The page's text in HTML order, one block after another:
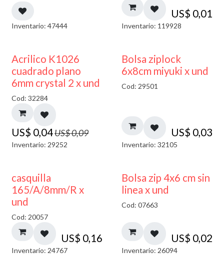
Inventario: 47444
US$ 0,01
Inventario: 119928
50% DESCUENTO
Acrilico K1026
cuadrado plano
6mm crystal 2 x und
Cod: 32284
US$ 0,04US$0,09
Inventario: 29252
¡NUEVO!
Bolsa ziplock
6x8cm miyuki x und
Cod: 29501
US$ 0,03
Inventario: 32105
casquilla
165/A/8mm/R x
und
Cod: 20057
US$ 0,16
Inventario: 24767
Bolsa zip 4x6 cm sin
linea x und
Cod: 07663
US$ 0,02
Inventario: 26094